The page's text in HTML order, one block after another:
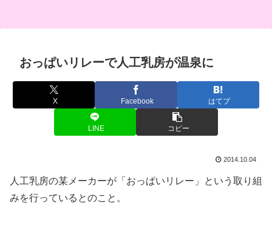
おっぱいリレーで人工乳房が温泉に
X Facebook はてブ
LINE コピー
2014.10.04
人工乳房の某メーカーが「おっぱいリレー」という取り組
みを行っているとのこと。